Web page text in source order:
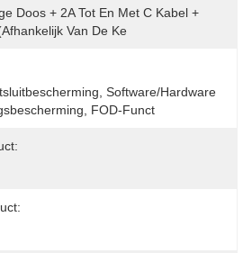
Doos + 2A Tot En Met C Kabel +
Van De Ke
Software/hardware
FOD-Funct